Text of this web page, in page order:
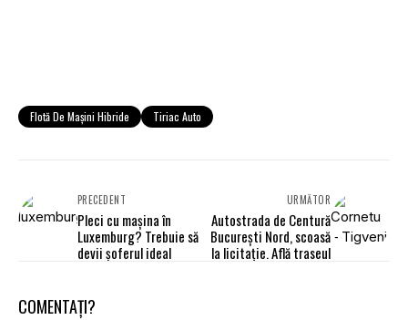
Flotă De Maşini Hibride Tiriac Auto
PRECEDENT
Pleci cu maşina în
Luxemburg? Trebuie să
devii şoferul ideal
URMĂTOR
Autostrada de Centură
Bucureşti Nord, scoasă
la licitaţie. Află traseul
COMENTAȚI?